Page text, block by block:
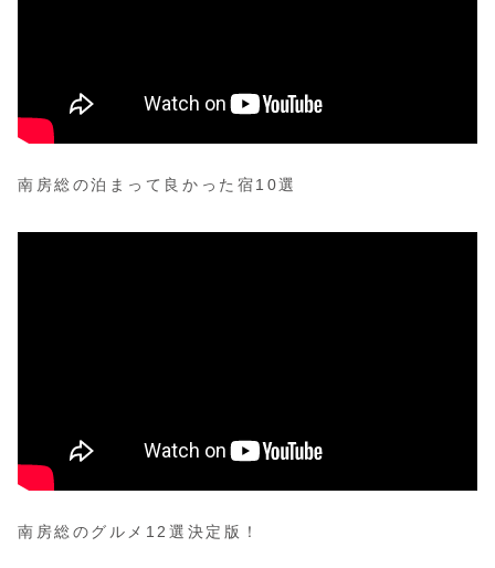
南房総の泊まって良かった宿10選
南房総のグルメ12選決定版！